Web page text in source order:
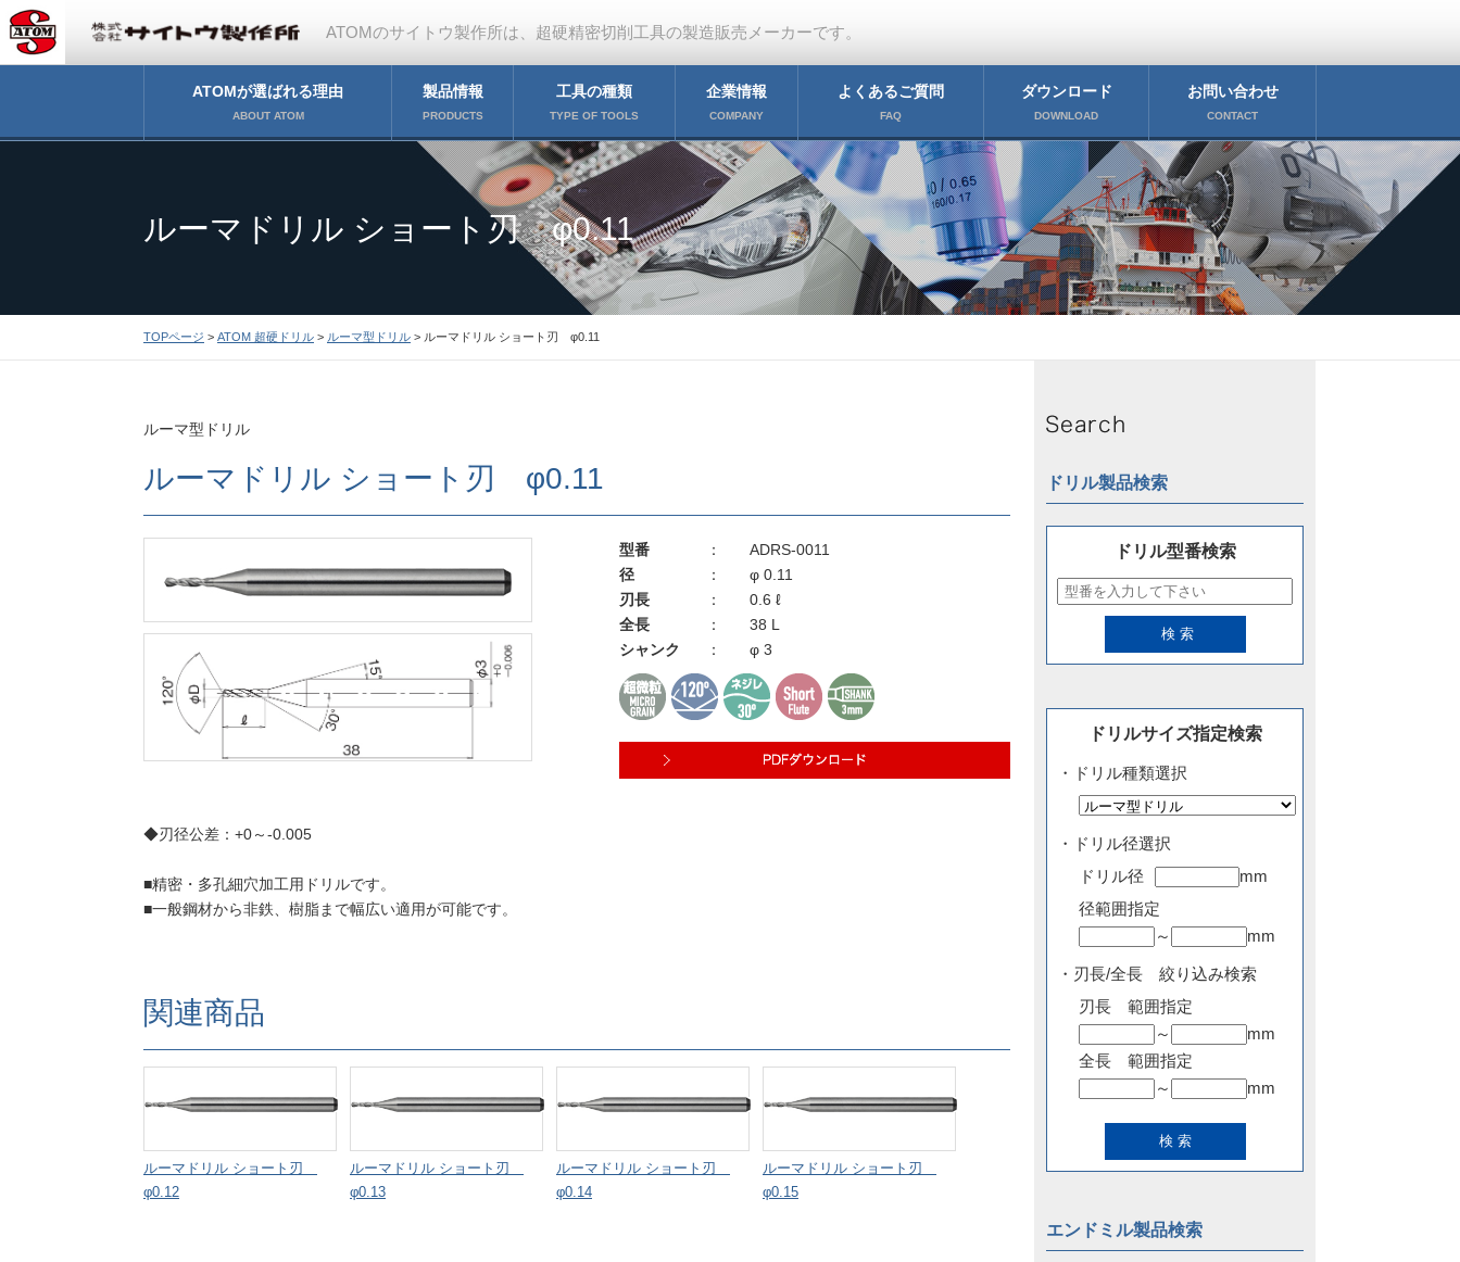
ATOMのサイトウ製作所は、超硬精密切削工具の製造販売メーカーです。
ATOMが選ばれる理由
ABOUT ATOM
製品情報
PRODUCTS
工具の種類
TYPE OF TOOLS
企業情報
COMPANY
よくあるご質問
FAQ
ダウンロード
DOWNLOAD
お問い合わせ
CONTACT
ルーマドリル ショート刃 φ0.11
TOPページ > ATOM 超硬ドリル > ルーマ型ドリル > ルーマドリル ショート刃 φ0.11
ルーマ型ドリル
ルーマドリル ショート刃 φ0.11
型番 ：
ADRS-0011
径
：
φ 0.11
刃長
：
0.6 ℓ
全長
：
38 L
シャンク
： φ 3
◆刃径公差：+0～-0.005
■精密・多孔細穴加工用ドリルです。
■一般鋼材から非鉄、樹脂まで幅広い適用が可能です。
関連商品
ルーマドリル ショート刃
φ0.12
ルーマドリル ショート刃
φ0.13
ルーマドリル ショート刃
φ0.14
ルーマドリル ショート刃
φ0.15
ドリル製品検索
ドリル型番検索
ドリルサイズ指定検索
・ドリル種類選択
・ドリル径選択
ドリル径
mm
径範囲指定
～
mm
・刃長/全長 絞り込み検索
刃長 範囲指定
～
mm
全長 範囲指定
～
mm
エンドミル製品検索